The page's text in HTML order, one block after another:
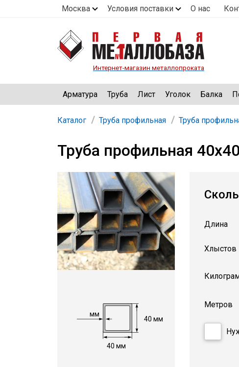
Москва Условия поставки О нас
Интернет-магазин металлопроката
Арматура Труба Лист Уголок Балка
Каталог Труба профильная Труба
Труба профильная
мм
40 мм
40 мм
Длина
Хлыстов
Метров